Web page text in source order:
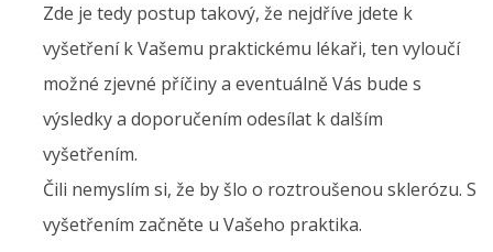
Zde je tedy postup takový, že nejdříve jdete k
vyšetření k Vašemu praktickému lékaři, ten vyloučí
možné zjevné příčiny a eventuálně Vás bude s
výsledky a doporučením odesílat k dalším
vyšetřením.
Čili nemyslím si, že by šlo o roztroušenou sklerózu. S
vyšetřením začněte u Vašeho praktika.